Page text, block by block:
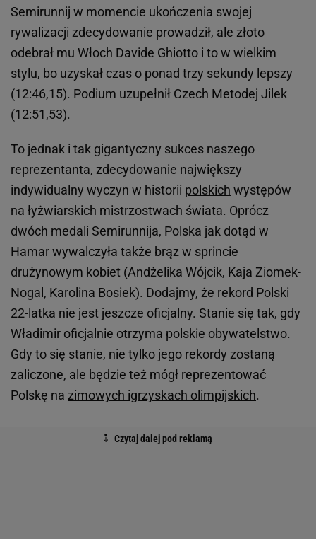
Semirunnij w momencie ukończenia swojej
rywalizacji zdecydowanie prowadził, ale złoto
odebrał mu Włoch Davide Ghiotto i to w wielkim
stylu, bo uzyskał czas o ponad trzy sekundy lepszy
(12:46,15). Podium uzupełnił Czech Metodej Jilek
(12:51,53).
To jednak i tak gigantyczny sukces naszego
reprezentanta, zdecydowanie największy
indywidualny wyczyn w historii polskich występów
na łyżwiarskich mistrzostwach świata. Oprócz
dwóch medali Semirunnija, Polska jak dotąd w
Hamar wywalczyła także brąz w sprincie
drużynowym kobiet (Andżelika Wójcik, Kaja Ziomek-
Nogal, Karolina Bosiek). Dodajmy, że rekord Polski
22-latka nie jest jeszcze oficjalny. Stanie się tak, gdy
Władimir oficjalnie otrzyma polskie obywatelstwo.
Gdy to się stanie, nie tylko jego rekordy zostaną
zaliczone, ale będzie też mógł reprezentować
Polskę na zimowych igrzyskach olimpijskich.